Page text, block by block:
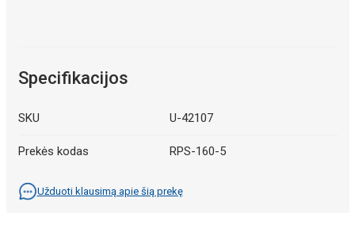
Specifikacijos
SKU U-42107
Prekės kodas RPS-160-5
Užduoti klausimą apie šią prekę